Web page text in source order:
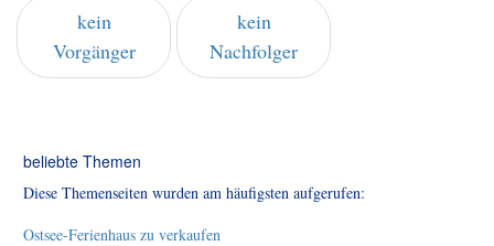
kein
Vorgänger
kein
Nachfolger
beliebte Themen
Diese Themenseiten wurden am häufigsten aufgerufen:
Ostsee-Ferienhaus zu verkaufen